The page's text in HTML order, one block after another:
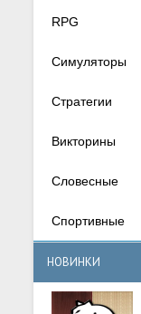
RPG
Симуляторы
Стратегии
Викторины
Словесные
Спортивные
НОВИНКИ